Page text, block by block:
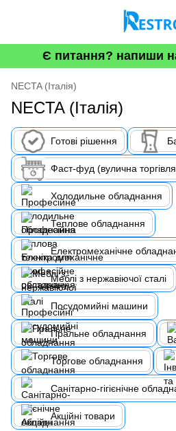
Є питання? напиши
NECTA (Італія)
NECTA (Італія)
Готові рішення
Фаст-фуд (вулична
Холодильне обладнання
Теплове обладнання
Електромеханічне
Меблі з нержавіючої сталі
Посудомийні машини
Пральне обладнання
Торгове обладнання
Санітарно-гігієнічне
Акційні товари